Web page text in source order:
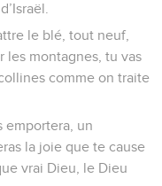
le blé, tout neuf,
les montagnes, tu vas
comme on traite
emportera, un
la joie que te cause
vrai Dieu, le Dieu